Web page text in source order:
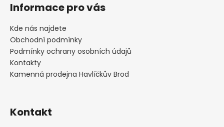
Informace pro vás
Kde nás najdete
Obchodní podmínky
Podmínky ochrany osobních údajů
Kontakty
Kamenná prodejna Havlíčkův Brod
Kontakt